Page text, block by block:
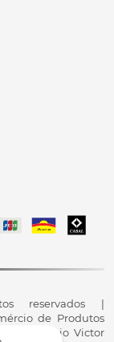
reservados |
de Produtos
| R. Antônio Victor